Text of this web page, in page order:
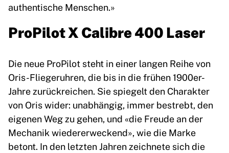
authentische Menschen.»
ProPilot X Calibre 400 Laser
Die neue ProPilot steht in einer langen Reihe von
Oris-Fliegeruhren, die bis in die frühen 1900er-
Jahre zurückreichen. Sie spiegelt den Charakter
von Oris wider: unabhängig, immer bestrebt, den
eigenen Weg zu gehen, und «die Freude an der
Mechanik wiedererweckend», wie die Marke
betont. In den letzten Jahren zeichnete sich die